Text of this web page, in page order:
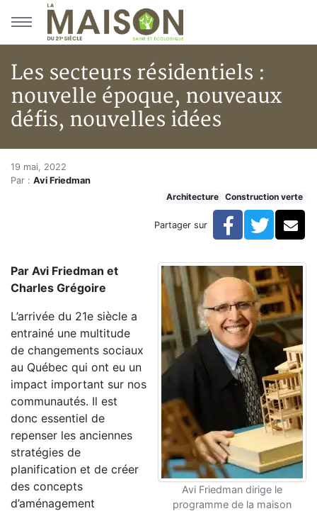
Aller au menu principal
Aller au contenu principal
Les secteurs résidentiels :
nouvelle époque, nouveaux
défis, nouvelles idées
Accueil
Articles
Les secteurs résidentiels : nouvelle époque,
Les secteurs résidentiels :
19 mai, 2022
Par : Avi Friedman
Architecture
Construction verte
Partager sur Facebook
Avi Friedman dirige le
programme de la maison
Par Avi Friedman et
Charles Grégoire
L’arrivée du 21e siècle a
entrainé une multitude
de changements sociaux
au Québec qui ont eu un
impact important sur nos
communautés. Il est
donc essentiel de
repenser les anciennes
stratégies de
planification et de créer
des concepts
d’aménagement